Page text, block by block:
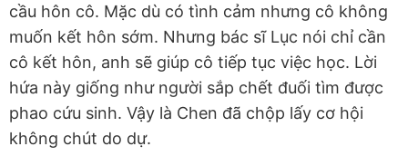
cầu hôn cô. Mặc dù có tình cảm nhưng cô không
muốn kết hôn sớm. Nhưng bác sĩ Lục nói chỉ cần
cô kết hôn, anh sẽ giúp cô tiếp tục việc học. Lời
hứa này giống như người sắp chết đuối tìm được
phao cứu sinh. Vậy là Chen đã chộp lấy cơ hội
không chút do dự.